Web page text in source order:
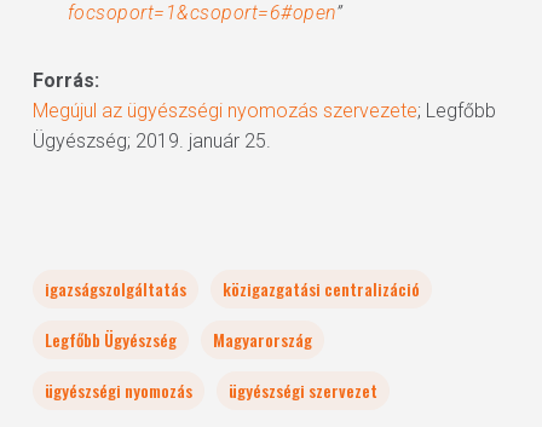
focsoport=1&csoport=6#open”
Forrás:
Megújul az ügyészségi nyomozás szervezete; Legfőbb
Ügyészség; 2019. január 25.
igazságszolgáltatás
közigazgatási centralizáció
Legfőbb Ügyészség
Magyarország
ügyészségi nyomozás
ügyészségi szervezet